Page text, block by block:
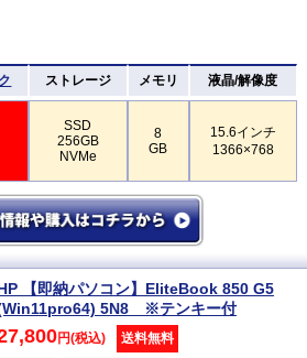
ストレージ メモリ 液晶/解像度
SSD
256GB
NVMe
8
GB
15.6インチ
1366×768
【即納パソコン】EliteBook 850 G5
5N8 ※テンキー付
円(税込) 送料無料